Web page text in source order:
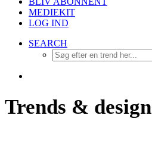
MEDIEKIT
LOG IND
SEARCH
Trends & design